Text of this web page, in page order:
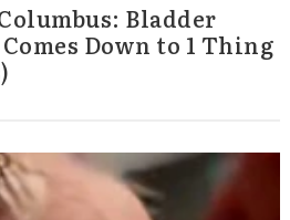
Bladder
Down to 1 Thing